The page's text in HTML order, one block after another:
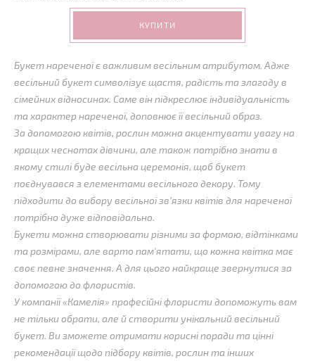
КУПИТИ
Букет нареченої є важливим весільним атрибутом. Адже
весільний букет символізує щастя, радість та злагоду в
сімейних відносинах. Саме він підкреслює індивідуальність
та характер нареченої, доповнює її весільний образ.
За допомогою квітів, рослин можна акцентувати увагу на
кращих чеснотах дівчини, але також потрібно знати в
якому стилі буде весільна церемонія, щоб букет
поєднувався з елементами весільного декору. Тому
підходити до вибору весільної зв’язки квітів для нареченої
потрібно дуже відповідально.
Букети можна створювати різними за формою, відтінками
та розмірами, але варто пам'ятати, що кожна квітка має
своє певне значення. А для цього найкраще звернутися за
допомогою до флористів.
У компанії «Камелія» професійні флористи допоможуть вам
не тільки обрати, але й створити унікальний весільний
букет. Ви зможете отримати корисні поради та цінні
рекомендації щодо підбору квітів, рослин та інших